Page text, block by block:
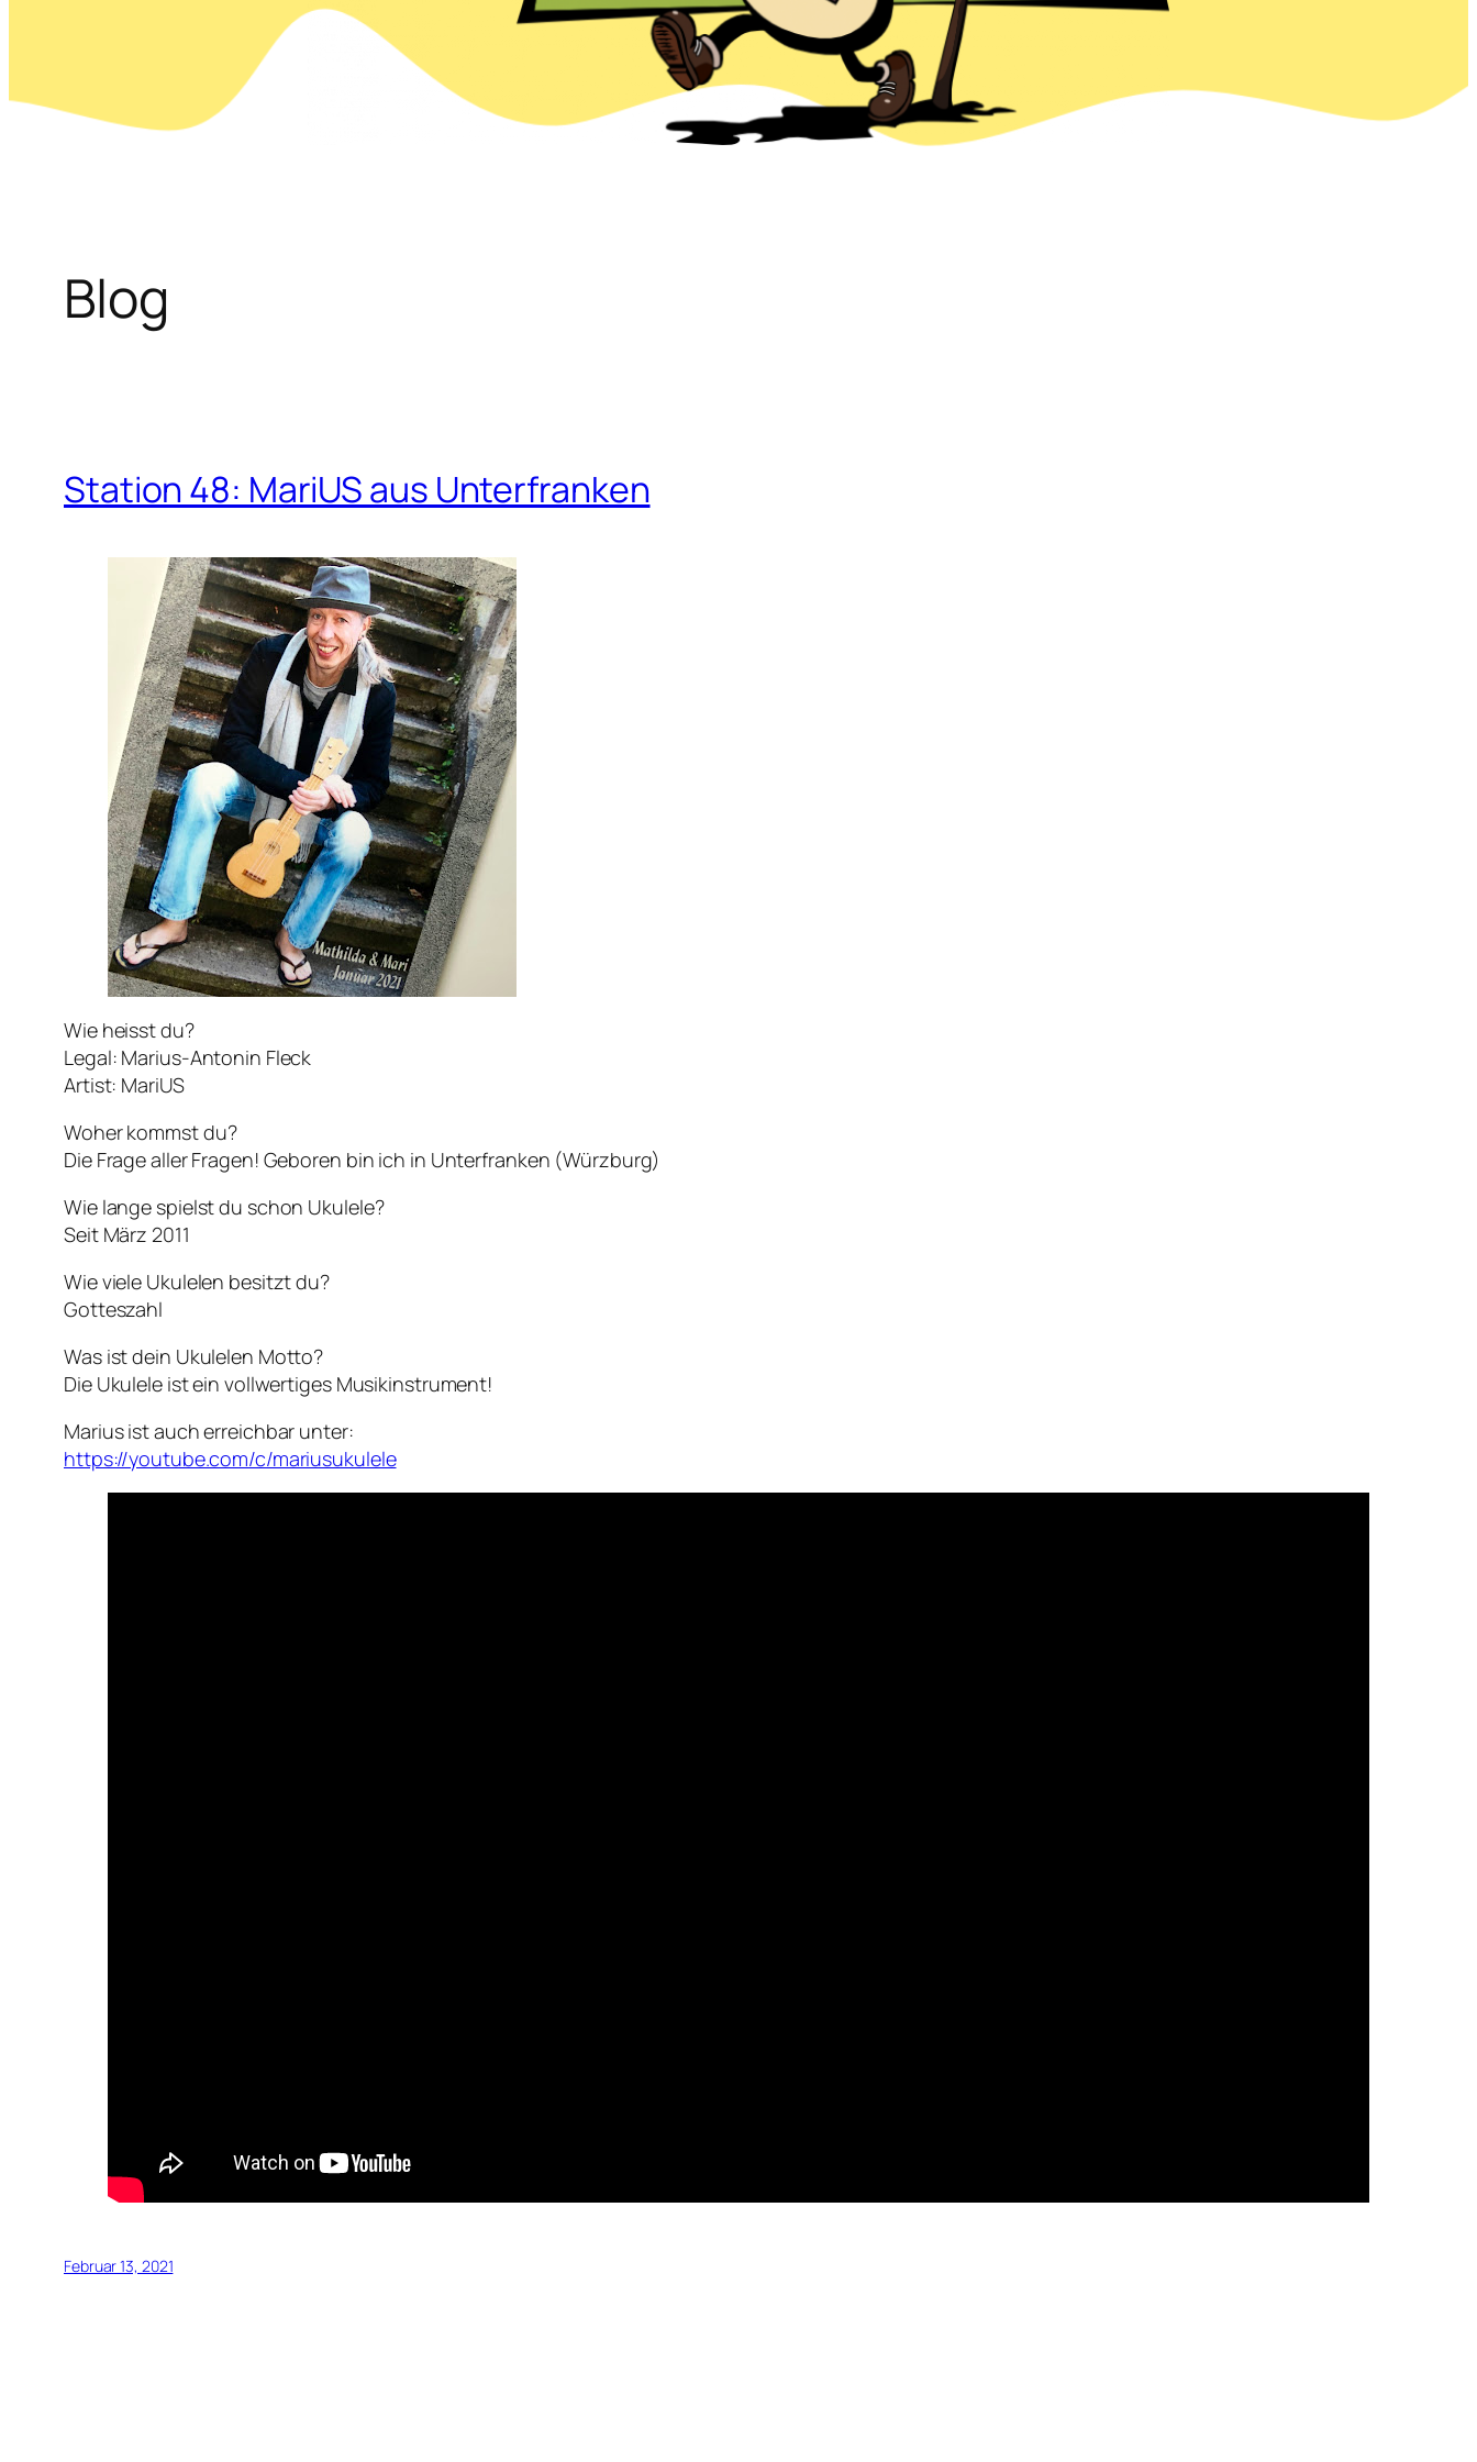
Blog
Station 48: MariUS aus Unterfranken
Wie heisst du?
Legal: Marius-Antonin Fleck
Artist: MariUS
Woher kommst du?
Die Frage aller Fragen! Geboren bin ich in Unterfranken (Würzburg)
Wie lange spielst du schon Ukulele?
Seit März 2011
Wie viele Ukulelen besitzt du?
Gotteszahl
Was ist dein Ukulelen Motto?
Die Ukulele ist ein vollwertiges Musikinstrument!
Marius ist auch erreichbar unter:
https://youtube.com/c/mariusukulele
Februar 13, 2021